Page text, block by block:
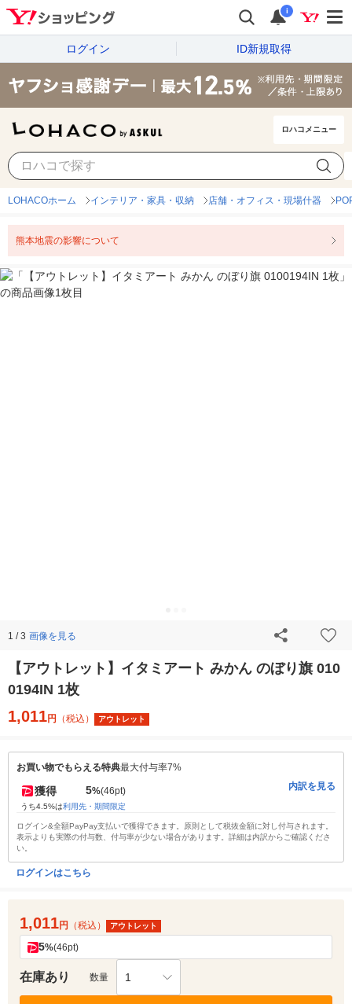
i
ログイン ID新規取得
ロハコメニュー
LOHACOホーム インテリア・家具・収納 店舗・オフィス・現場什器
熊本地震の影響について
1 / 3 画像を見る
【アウトレット】イタミアート みかん のぼり旗 010
0194IN 1枚
1,011円 （税込） アウトレット
お買い物でもらえる特典最大付与率7%
獲得 5%(46pt)
うち4.5%は利用先・期間限定
内訳を見る
ログイン&全額PayPay支払いで獲得できます。原則として税抜金額に対し付与されます。
表示よりも実際の付与数、付与率が少ない場合があります。詳細は内訳からご確認くださ
い。
ログインはこちら
1,011円 （税込） アウトレット
5%(46pt)
在庫あり 数量 1